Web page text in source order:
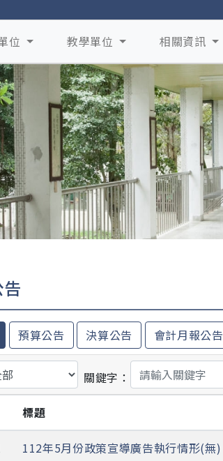
位 教學單位 相關資訊
預算公告 決算公告 會計月報公告
關鍵字：
標題
112年5月份政策宣導廣告執行情形(無)